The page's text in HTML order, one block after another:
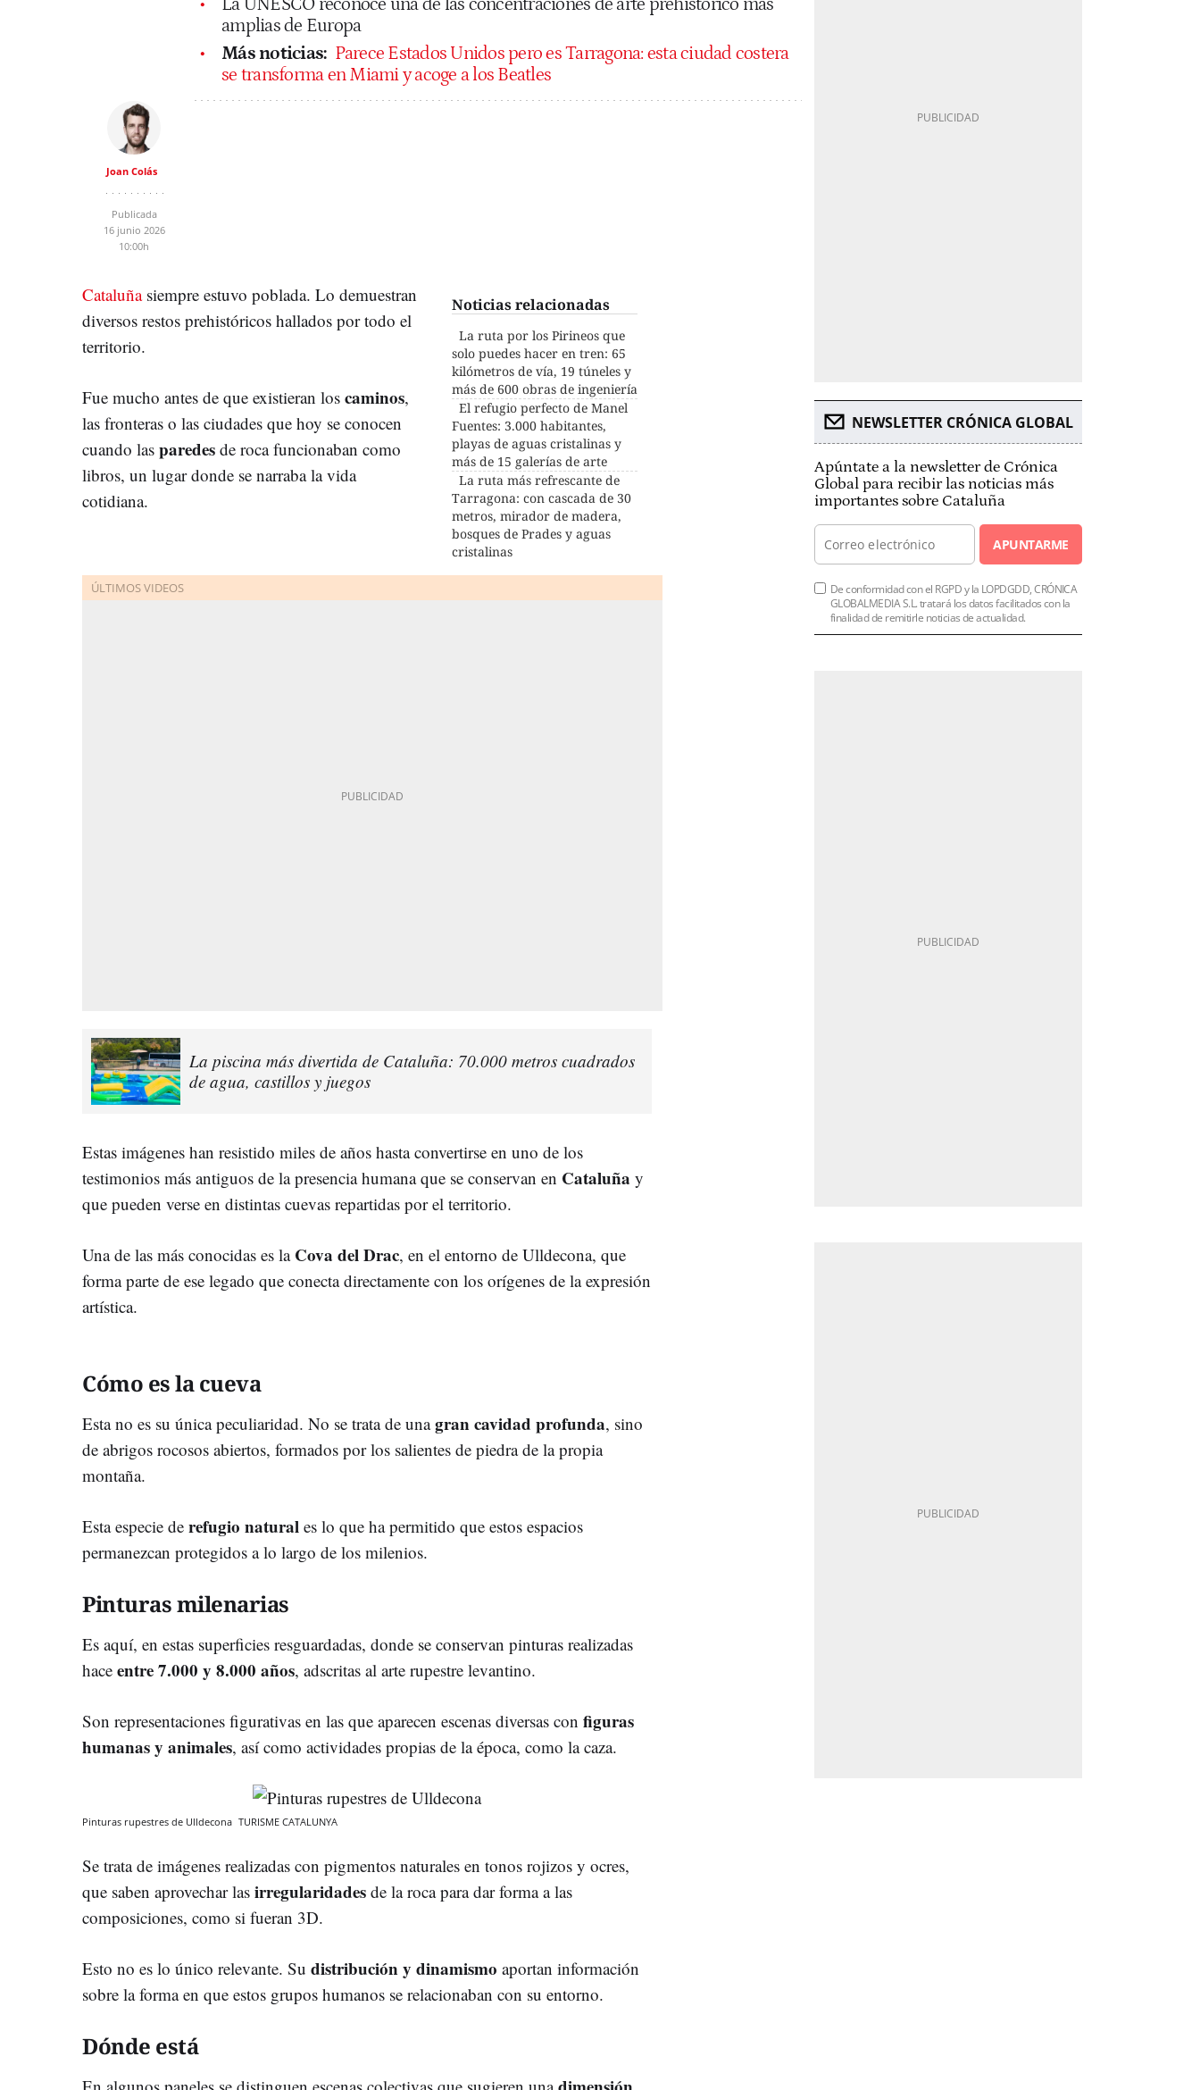
amplias de Europa
Más noticias: Parece Estados Unidos pero es Tarragona: esta ciudad costera
se transforma en Miami y acoge a los Beatles
Joan Colás
Publicada
16 junio 2026
10:00h
Noticias relacionadas
La ruta por los Pirineos que
solo puedes hacer en tren: 65
kilómetros de vía, 19 túneles y
más de 600 obras de ingeniería
El refugio perfecto de Manel
Fuentes: 3.000 habitantes,
playas de aguas cristalinas y
más de 15 galerías de arte
La ruta más refrescante de
Tarragona: con cascada de 30
metros, mirador de madera,
bosques de Prades y aguas
cristalinas
Cataluñasiempre estuvo poblada. Lo demuestran
diversos restos prehistóricos hallados por todo el
territorio.
Fue mucho antes de que existieran los caminos,
las fronteras o las ciudades que hoy se conocen
cuando las paredes de roca funcionaban como
libros, un lugar donde se narraba la vida
cotidiana.
La piscina más divertida de Cataluña: 70.000 metros cuadrados
de agua, castillos y juegos
Estas imágenes han resistido miles de años hasta convertirse en uno de los
testimonios más antiguos de la presencia humana que se conservan en Cataluña y
que pueden verse en distintas cuevas repartidas por el territorio.
Una de las más conocidas es la Cova del Drac, en el entorno de Ulldecona, que
forma parte de ese legado que conecta directamente con los orígenes de la expresión
artística.
Cómo es la cueva
Esta no es su única peculiaridad. No se trata de unagran cavidad profunda, sino
de abrigos rocosos abiertos, formados por los salientes de piedra de la propia
montaña.
Esta especie de refugio natural es lo que ha permitido que estos espacios
permanezcan protegidos a lo largo de los milenios.
Pinturas milenarias
Es aquí, en estas superficies resguardadas, donde se conservan pinturas realizadas
hace entre 7.000 y 8.000 años, adscritas al arte rupestre levantino.
Son representaciones figurativas en las que aparecen escenas diversas con figuras
humanas y animales, así como actividades propias de la época, como la caza.
Pinturas rupestres de Ulldecona TURISME CATALUNYA
Se trata de imágenes realizadas con pigmentos naturales en tonos rojizos y ocres,
que saben aprovechar las irregularidades de la roca para dar forma a las
composiciones, como si fueran 3D.
Esto no es lo único relevante. Su distribucióny dinamismo aportan información
sobre la forma en que estos grupos humanos se relacionaban con su entorno.
Dónde está
NEWSLETTER CRÓNICA GLOBAL
Apúntate a la newsletter de Crónica
Global para recibir las noticias más
importantes sobre Cataluña
APUNTARME
De conformidad con el RGPD y la LOPDGDD, CRÓNICA
GLOBALMEDIA S.L. tratará los datos facilitados con la
finalidad de remitirle noticias de actualidad.